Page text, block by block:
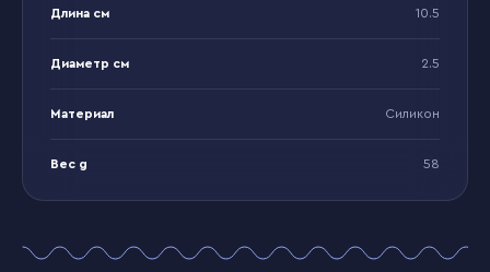
Длина см 10.5
Диаметр см 2.5
Материал Силикон
Вес g 58